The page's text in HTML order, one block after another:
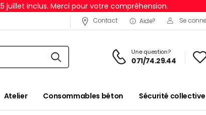
juillet inclus. Merci pour votre compréhension.
Contact Aide? Se
Une question?
071/74.29.44
Atelier Consommables béton Sécurité collective